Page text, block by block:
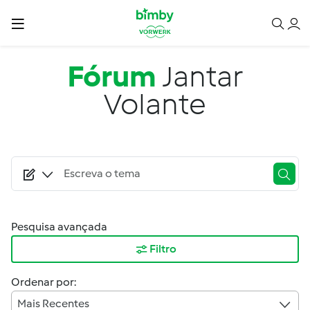
Passar para o conteúdo principal
Fórum Jantar
Volante
Pesquisa avançada
Filtro
Ordenar por:
Mais Recentes